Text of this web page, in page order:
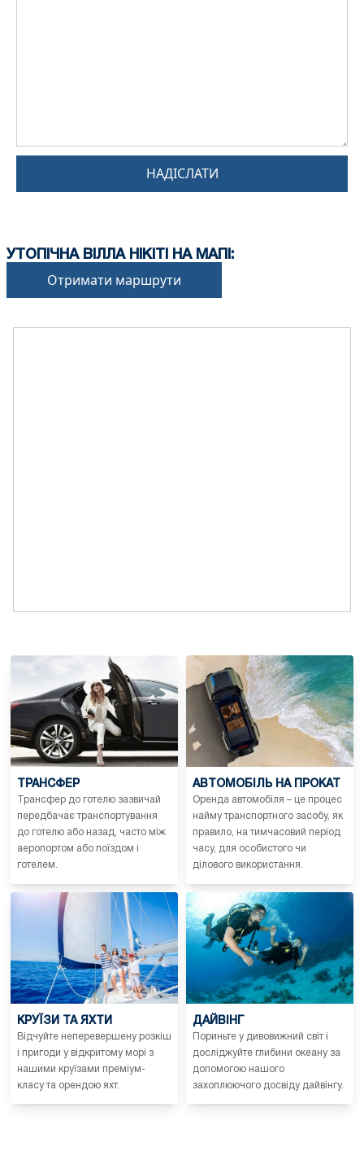
НАДІСЛАТИ
УТОПІЧНА ВІЛЛА НІКІТІ НА МАПІ:
Отримати маршрути
ТРАНСФЕР
Трансфер до готелю зазвичай
передбачає транспортування
до готелю або назад, часто між
аеропортом або поїздом і
готелем.
АВТОМОБІЛЬ НА ПРОКАТ
Оренда автомобіля – це процес
найму транспортного засобу, як
правило, на тимчасовий період
часу, для особистого чи
ділового використання.
КРУЇЗИ ТА ЯХТИ
Відчуйте неперевершену розкіш
і пригоди у відкритому морі з
нашими круїзами преміум-
класу та орендою яхт.
ДАЙВІНГ
Пориньте у дивовижний світ і
досліджуйте глибини океану за
допомогою нашого
захоплюючого досвіду дайвінгу.